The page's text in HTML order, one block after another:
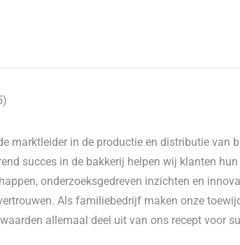
marktleider in de productie en distributie van
succes in de bakkerij helpen wij klanten
onderzoeksgedreven inzichten en
Als familiebedrijf maken onze
allemaal deel uit van ons recept voor